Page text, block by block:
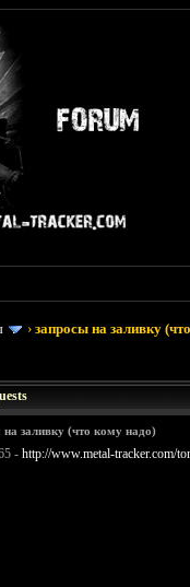
›запросы на заливку
на заливку (что кому надо)
- http://www.metal-tracker.com/